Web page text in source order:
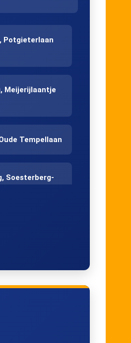
Potgieterlaan
Meijerijlaantje
Tempellaan
Soesterberg-